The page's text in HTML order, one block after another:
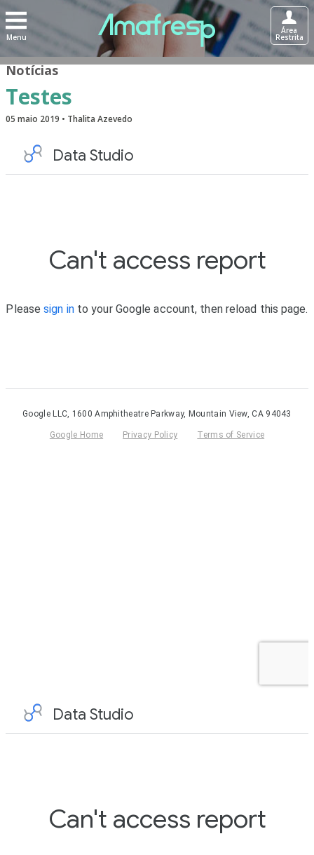
Menu
Área
Restrita
Notícias
Testes
05 maio 2019 • Thalita Azevedo